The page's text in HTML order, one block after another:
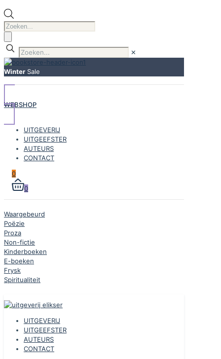
Producten
zoeken
✕
Winter Sale
WEBSHOP
UITGEVERIJ
UITGEEFSTER
AUTEURS
CONTACT
0
0
Waargebeurd
Poëzie
Proza
Non-fictie
Kinderboeken
E-boeken
Frysk
Spiritualiteit
UITGEVERIJ
UITGEEFSTER
AUTEURS
CONTACT